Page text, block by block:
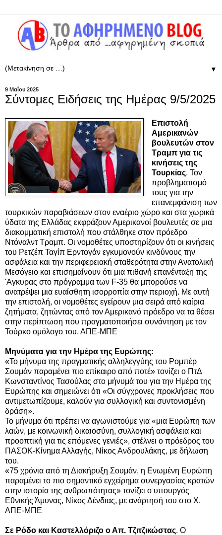
▼
9 Μαΐου 2025
Σύντομες Ειδήσεις της Ημέρας 9/5/2025
Επιστολή
Αμερικανών
βουλευτών στον
Τραμπ για τις
κινήσεις της
Τουρκίας. Τον
προβληματισμό
τους για την
επανεμφάνιση των
τουρκικών παραβιάσεων στον εναέριο χώρο και στα χωρικά
ύδατα της Ελλάδας εκφράζουν Αμερικανοί βουλευτές σε μια
διακομματική επιστολή που στάλθηκε στον πρόεδρο
Ντόναλντ Τραμπ. Οι νομοθέτες υποστηρίζουν ότι οι κινήσεις
του Ρετζέπ Ταγίπ Ερντογάν εγκυμονούν κινδύνους την
ασφάλεια και την περιφερειακή σταθερότητα στην Ανατολική
Μεσόγειο και επισημαίνουν ότι μια πιθανή επανένταξη της
'Αγκυρας στο πρόγραμμα των F-35 θα μπορούσε να
ανατρέψει μια ευαίσθητη ισορροπία στην περιοχή. Με αυτή
την επιστολή, οι νομοθέτες εγείρουν μια σειρά από καίρια
ζητήματα, ζητώντας από τον Αμερικανό πρόεδρο να τα θέσει
στην περίπτωση που πραγματοποιήσει συνάντηση με τον
Τούρκο ομόλογο του. ΑΠΕ-ΜΠΕ
Μηνύματα για την Ημέρα της Ευρώπης:
«Το μήνυμα της πραγματικής αλληλεγγύης του Ρομπέρ
Σουμάν παραμένει πιο επίκαιρο από ποτέ» τονίζει ο ΠτΔ
Κωνσταντίνος Τασούλας στο μήνυμά του για την Ημέρα της
Ευρώπης και σημειώνει ότι «Οι σύγχρονες προκλήσεις που
αντιμετωπίζουμε, καλούν για συλλογική και συντονισμένη
δράση».
Το μήνυμα ότι πρέπει να αγωνιστούμε για «μια Ευρώπη των
λαών, με κοινωνική δικαιοσύνη, συλλογική ασφάλεια και
προοπτική για τις επόμενες γενιές», στέλνει ο πρόεδρος του
ΠΑΣΟΚ-Κίνημα Αλλαγής, Νίκος Ανδρουλάκης, με δήλωση
του.
«75 χρόνια από τη Διακήρυξη Σουμάν, η Ενωμένη Ευρώπη
παραμένει το πιο σημαντικό εγχείρημα συνεργασίας κρατών
στην ιστορία της ανθρωπότητας» τονίζει ο υπουργός
Εθνικής Άμυνας, Νίκος Δένδιας, με ανάρτησή του στο Χ.
ΑΠΕ-ΜΠΕ
Σε Ρόδο και Καστελλόριζο ο Απ. Τζιτζικώστας. Ο